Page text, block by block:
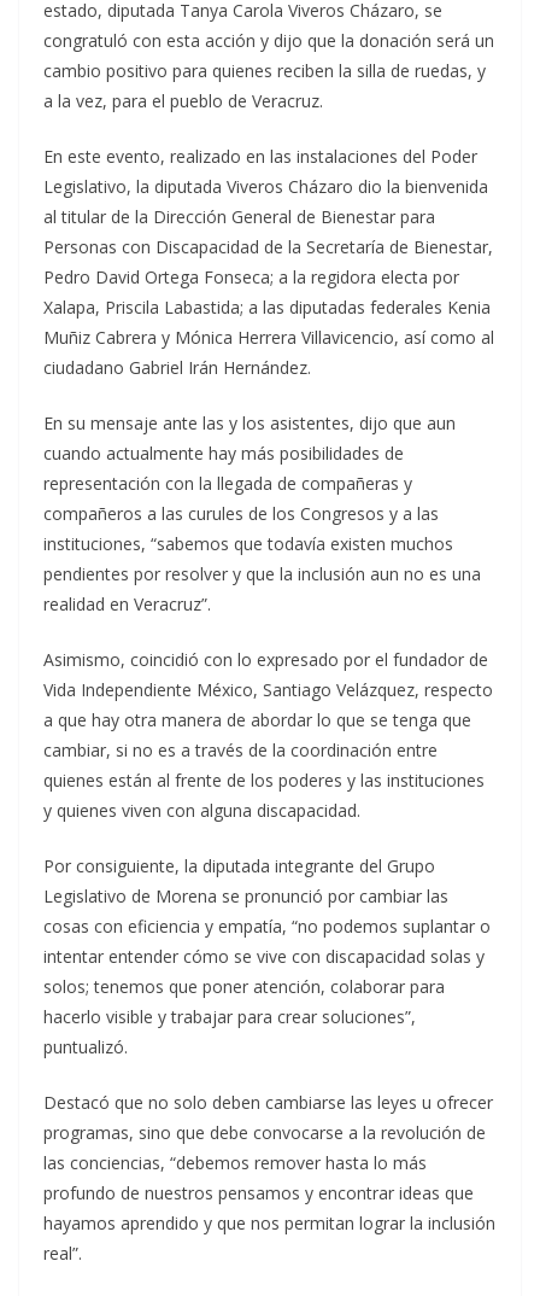
estado, diputada Tanya Carola Viveros Cházaro, se
congratuló con esta acción y dijo que la donación será un
cambio positivo para quienes reciben la silla de ruedas, y
a la vez, para el pueblo de Veracruz.
En este evento, realizado en las instalaciones del Poder
Legislativo, la diputada Viveros Cházaro dio la bienvenida
al titular de la Dirección General de Bienestar para
Personas con Discapacidad de la Secretaría de Bienestar,
Pedro David Ortega Fonseca; a la regidora electa por
Xalapa, Priscila Labastida; a las diputadas federales Kenia
Muñiz Cabrera y Mónica Herrera Villavicencio, así como al
ciudadano Gabriel Irán Hernández.
En su mensaje ante las y los asistentes, dijo que aun
cuando actualmente hay más posibilidades de
representación con la llegada de compañeras y
compañeros a las curules de los Congresos y a las
instituciones, “sabemos que todavía existen muchos
pendientes por resolver y que la inclusión aun no es una
realidad en Veracruz”.
Asimismo, coincidió con lo expresado por el fundador de
Vida Independiente México, Santiago Velázquez, respecto
a que hay otra manera de abordar lo que se tenga que
cambiar, si no es a través de la coordinación entre
quienes están al frente de los poderes y las instituciones
y quienes viven con alguna discapacidad.
Por consiguiente, la diputada integrante del Grupo
Legislativo de Morena se pronunció por cambiar las
cosas con eficiencia y empatía, “no podemos suplantar o
intentar entender cómo se vive con discapacidad solas y
solos; tenemos que poner atención, colaborar para
hacerlo visible y trabajar para crear soluciones”,
puntualizó.
Destacó que no solo deben cambiarse las leyes u ofrecer
programas, sino que debe convocarse a la revolución de
las conciencias, “debemos remover hasta lo más
profundo de nuestros pensamos y encontrar ideas que
hayamos aprendido y que nos permitan lograr la inclusión
real”.